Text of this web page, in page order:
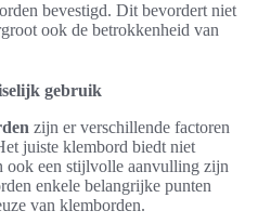
bevestigd. Dit bevordert niet
ook de betrokkenheid van
gebruik
zijn er verschillende factoren
juiste klembord biedt niet
ook een stijlvolle aanvulling zijn
enkele belangrijke punten
van klemborden.